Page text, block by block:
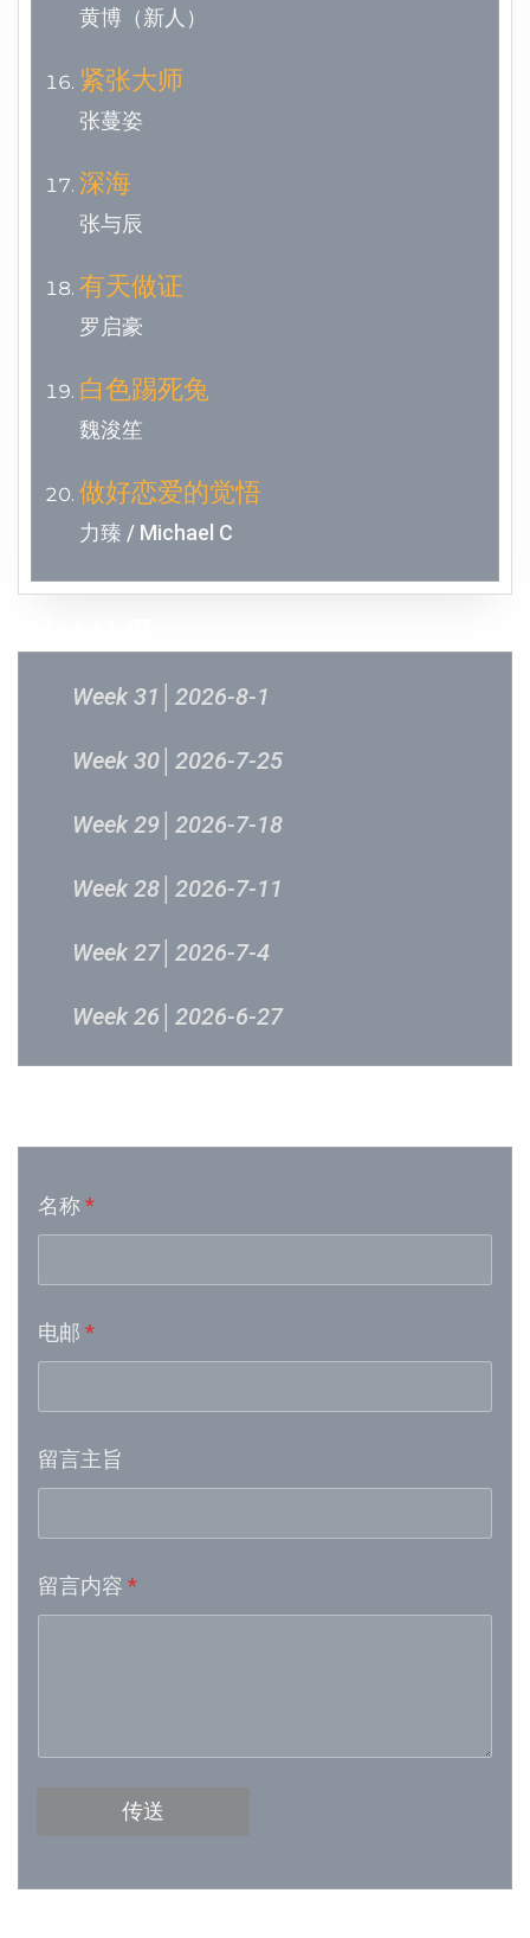
黄博（新人）
紧张大师
张蔓姿
深海
张与辰
有天做证
罗启豪
白色踢死兔
魏浚笙
做好恋爱的觉悟
力臻 / Michael C
Week 31│2026-8-1
Week 30│2026-7-25
Week 29│2026-7-18
Week 28│2026-7-11
Week 27│2026-7-4
Week 26│2026-6-27
Week 23│2026-6-5
Week 21│2026-5-23
Week 18│2026-5-2
Week 16│2026-4-18
Week 13│2026-3-28
名称 *
电邮 *
留言主旨
留言内容 *
传送